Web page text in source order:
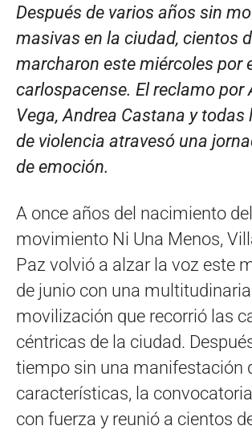
Después de varios años sin
masivas en la ciudad, cientos
marcharon este miércoles por
carlospacense. El reclamo por
Vega, Andrea Castana y
de violencia atravesó una
de emoción.
A once años del nacimiento del
movimiento Ni Una Menos,
Paz volvió a alzar la voz este
de junio con una multitudinaria
movilización que recorrió las
céntricas de la ciudad.
tiempo sin una manifestación
características, la
con fuerza y reunió a cientos